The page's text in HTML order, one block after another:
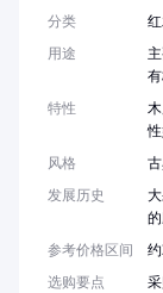
分类
用途
特性
风格
发展历史
参考价格区间
选购要点